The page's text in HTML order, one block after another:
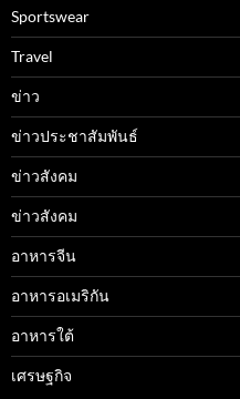
Sportswear
Travel
ข่าว
ข่าวประชาสัมพันธ์
ข่าวสังคม
ข่าวสังคม
อาหารจีน
อาหารอเมริกัน
อาหารใต้
เศรษฐกิจ